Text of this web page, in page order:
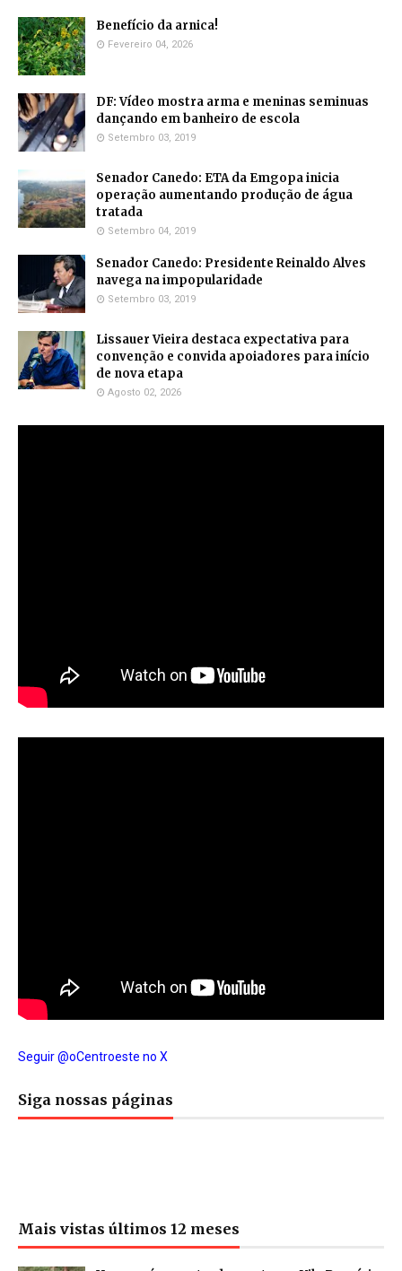
Benefício da arnica!
Fevereiro 04, 2026
DF: Vídeo mostra arma e meninas seminuas
dançando em banheiro de escola
Setembro 03, 2019
Senador Canedo: ETA da Emgopa inicia
operação aumentando produção de água
tratada
Setembro 04, 2019
Senador Canedo: Presidente Reinaldo Alves
navega na impopularidade
Setembro 03, 2019
Lissauer Vieira destaca expectativa para
convenção e convida apoiadores para início
de nova etapa
Agosto 02, 2026
Seguir @oCentroeste no X
Siga nossas páginas
Mais vistas últimos 12 meses